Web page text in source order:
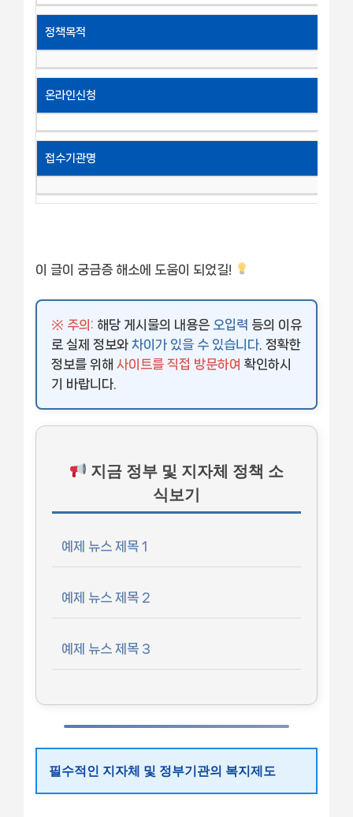
정책목적
온라인신청
접수기관명
이 글이 궁금증 해소에 도움이 되었길!
※ 주의: 해당 게시물의 내용은 오입력 등의 이유
로 실제 정보와 차이가 있을 수 있습니다 . 정확한
정보를 위해 사이트를 직접 방문하여 확인하시
기 바랍니다.
지금 정부 및 지자체 정책 소
식보기
예제 뉴스 제목 1
예제 뉴스 제목 2
예제 뉴스 제목 3
필수적인 지자체 및 정부기관의 복지제도